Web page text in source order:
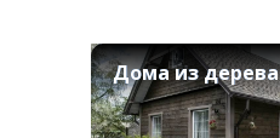
Дома из дерева